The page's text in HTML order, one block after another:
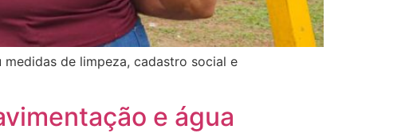
de limpeza, cadastro social e
e água